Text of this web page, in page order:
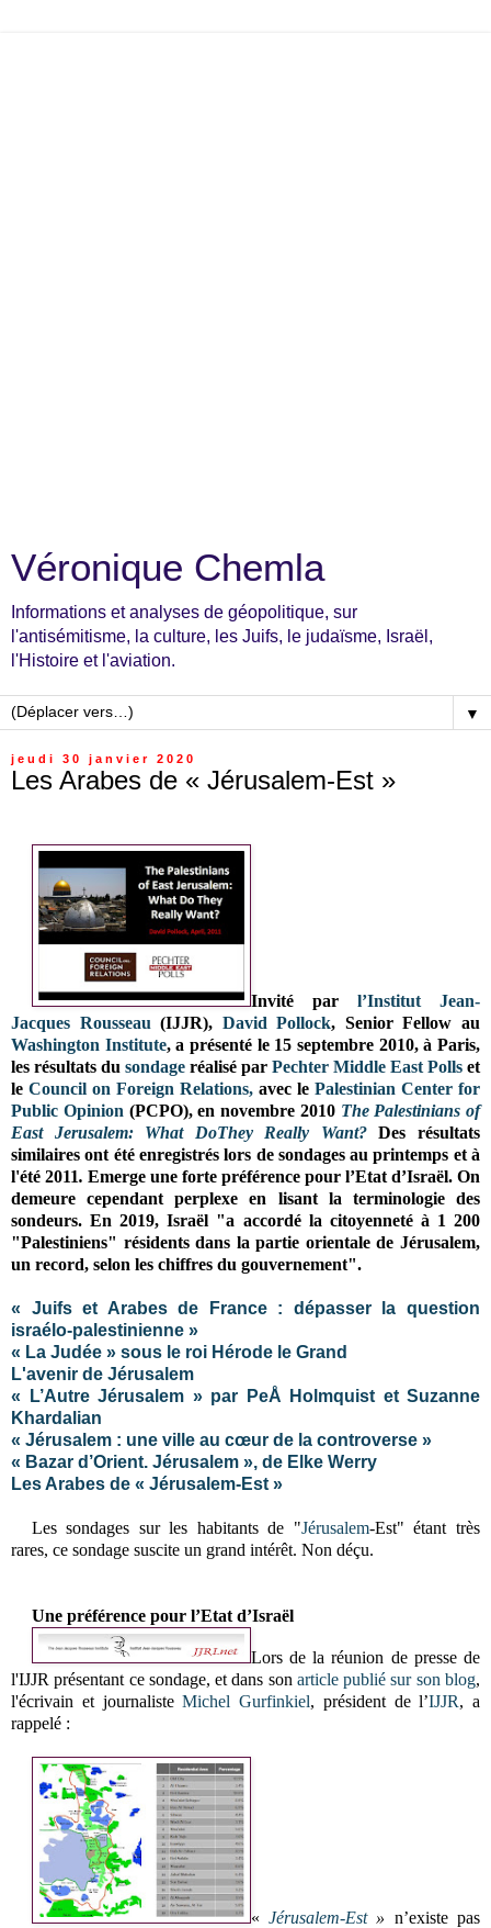
Véronique Chemla
Informations et analyses de géopolitique, sur
l'antisémitisme, la culture, les Juifs, le judaïsme, Israël,
l'Histoire et l'aviation.
▼
jeudi 30 janvier 2020
Les Arabes de « Jérusalem-Est »
Invité par l’Institut Jean-
Jacques Rousseau (IJJR), David Pollock, Senior Fellow au
Washington Institute, a présenté le 15 septembre 2010, à Paris,
les résultats du sondage réalisé par Pechter Middle East Polls et
le Council on Foreign Relations, avec le Palestinian Center for
Public Opinion (PCPO), en novembre 2010 The Palestinians of
East Jerusalem: What DoThey Really Want?Des résultats
similaires ont été enregistrés lors de sondages au printemps et à
l'été 2011. Emerge une forte préférence pour l’Etat d’Israël. On
demeure cependant perplexe en lisant la terminologie des
sondeurs. En 2019, Israël "a accordé la citoyenneté à 1 200
"Palestiniens" résidents dans la partie orientale de Jérusalem,
un record, selon les chiffres du gouvernement".
« Juifs et Arabes de France : dépasser la question
israélo-palestinienne »
« La Judée » sous le roi Hérode le Grand
L'avenir de Jérusalem
« L’Autre Jérusalem » par PeÅ Holmquist et Suzanne
Khardalian
« Jérusalem : une ville au cœur de la controverse »
« Bazar d’Orient. Jérusalem », de Elke Werry
Les Arabes de « Jérusalem-Est »
Les sondages sur les habitants de "Jérusalem-Est" étant très
rares, ce sondage suscite un grand intérêt. Non déçu.
Une préférence pour l’Etat d’Israël
Lors de la réunion de presse de
l'IJJR présentant ce sondage, et dans son article publié sur son blog,
l'écrivain et journalisteMichel Gurfinkiel, président de l’IJJR, a
rappelé :
«Jérusalem-Est» n’existe pas